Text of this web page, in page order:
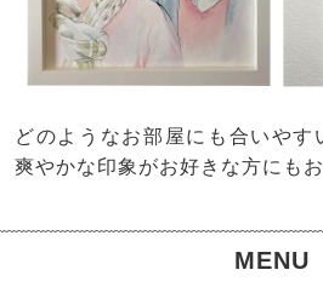
どのようなお部屋にも合いやす
爽やかな印象がお好きな方にもお
MENU